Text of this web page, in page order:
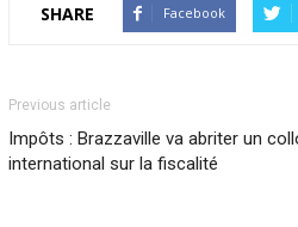
SHARE Facebook
Previous article
Impôts : Brazzaville va abriter un
international sur la fiscalité